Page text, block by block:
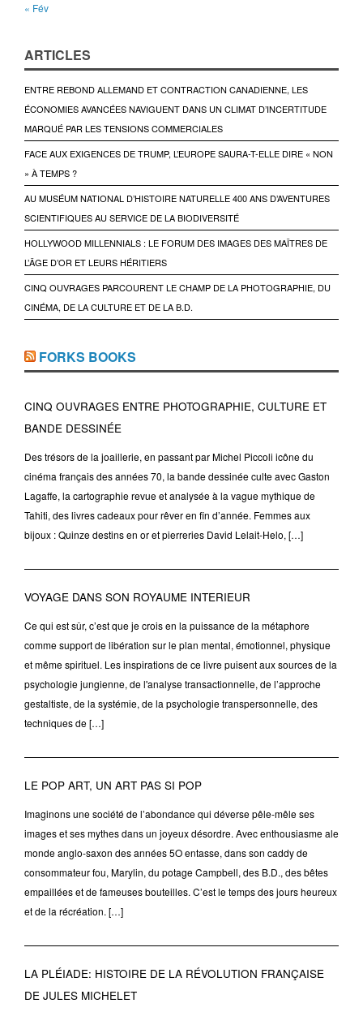
« Fév
ARTICLES
ENTRE REBOND ALLEMAND ET CONTRACTION CANADIENNE, LES
ÉCONOMIES AVANCÉES NAVIGUENT DANS UN CLIMAT D’INCERTITUDE
MARQUÉ PAR LES TENSIONS COMMERCIALES
FACE AUX EXIGENCES DE TRUMP, L’EUROPE SAURA-T-ELLE DIRE « NON
» À TEMPS ?
AU MUSÉUM NATIONAL D’HISTOIRE NATURELLE 400 ANS D’AVENTURES
SCIENTIFIQUES AU SERVICE DE LA BIODIVERSITÉ
HOLLYWOOD MILLENNIALS : LE FORUM DES IMAGES DES MAÎTRES DE
L’ÂGE D’OR ET LEURS HÉRITIERS
CINQ OUVRAGES PARCOURENT LE CHAMP DE LA PHOTOGRAPHIE, DU
CINÉMA, DE LA CULTURE ET DE LA B.D.
FORKS BOOKS
CINQ OUVRAGES ENTRE PHOTOGRAPHIE, CULTURE ET
BANDE DESSINÉE
Des trésors de la joaillerie, en passant par Michel Piccoli icône du
cinéma français des années 70, la bande dessinée culte avec Gaston
Lagaffe, la cartographie revue et analysée à la vague mythique de
Tahiti, des livres cadeaux pour rêver en fin d’année. Femmes aux
bijoux : Quinze destins en or et pierreries David Lelait-Helo, […]
VOYAGE DANS SON ROYAUME INTERIEUR
Ce qui est sûr, c’est que je crois en la puissance de la métaphore
comme support de libération sur le plan mental, émotionnel, physique
et même spirituel. Les inspirations de ce livre puisent aux sources de la
psychologie jungienne, de l'analyse transactionnelle, de l’approche
gestaltiste, de la systémie, de la psychologie transpersonnelle, des
techniques de […]
LE POP ART, UN ART PAS SI POP
Imaginons une société de l’abondance qui déverse pêle-mêle ses
images et ses mythes dans un joyeux désordre. Avec enthousiasme ale
monde anglo-saxon des années 5O entasse, dans son caddy de
consommateur fou, Marylin, du potage Campbell, des B.D., des bêtes
empaillées et de fameuses bouteilles. C’est le temps des jours heureux
et de la récréation. […]
LA PLÉIADE: HISTOIRE DE LA RÉVOLUTION FRANÇAISE
DE JULES MICHELET